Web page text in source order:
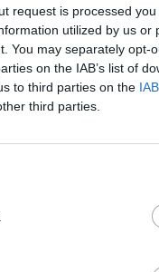
request is processed you
utilized by us or
You may separately opt-
on the IAB’s list of
to third parties on the
third parties.
plass
–